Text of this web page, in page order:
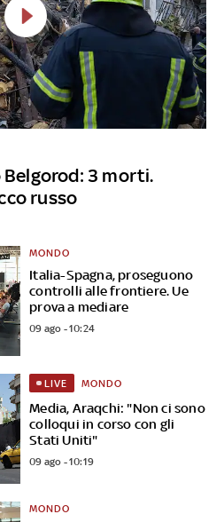
Belgorod: 3 morti.
russo
Italia-Spagna, proseguono
controlli alle frontiere. Ue
prova a mediare
MONDO
09 ago - 10:24
Media, Araqchi: "Non ci sono
colloqui in corso con gli
Stati Uniti"
LIVE MONDO
09 ago - 10:19
MONDO